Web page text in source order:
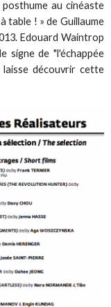
au cinéaste
table ! » de Guillaume
Edouard Waintrop
signe de "l'échappée
laisse découvrir cette